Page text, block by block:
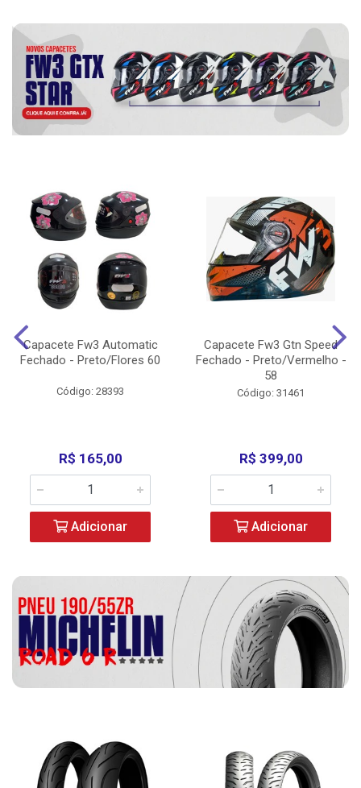
Capacete Fw3 Automatic
Fechado - Preto/Flores 60
Código: 28393
R$ 165,00
Adicionar
Capacete Fw3 Gtn Speed
Fechado - Preto/Vermelho -
58
Código: 31461
R$ 399,00
Adicionar